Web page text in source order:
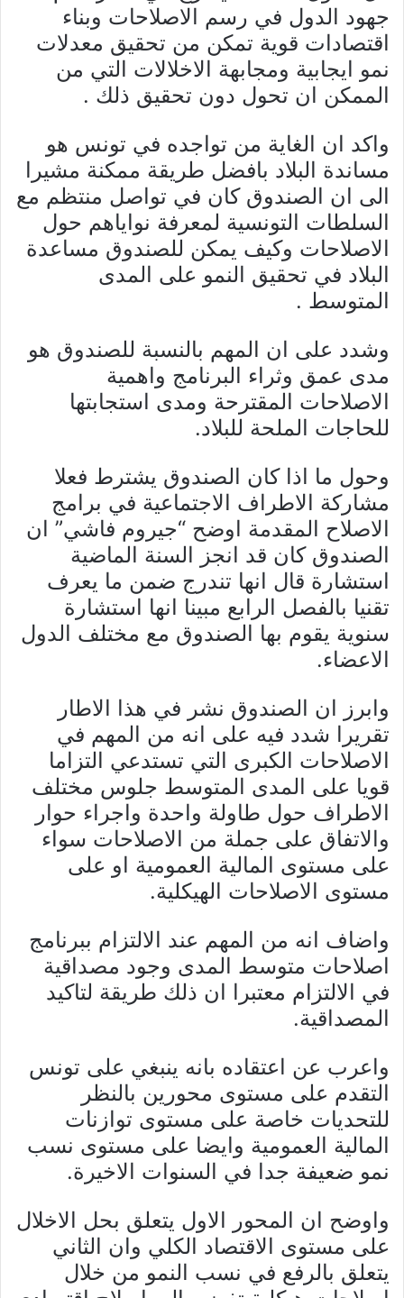
جهود الدول في رسم الاصلاحات وبناء
اقتصادات قوية تمكن من تحقيق معدلات
نمو ايجابية ومجابهة الاخلالات التي من
الممكن ان تحول دون تحقيق ذلك .
واكد ان الغاية من تواجده في تونس هو
مساندة البلاد بافضل طريقة ممكنة مشيرا
الى ان الصندوق كان في تواصل منتظم مع
السلطات التونسية لمعرفة نواياهم حول
الاصلاحات وكيف يمكن للصندوق مساعدة
البلاد في تحقيق النمو على المدى
المتوسط .
وشدد على ان المهم بالنسبة للصندوق هو
مدى عمق وثراء البرنامج واهمية
الاصلاحات المقترحة ومدى استجابتها
للحاجات الملحة للبلاد.
وحول ما اذا كان الصندوق يشترط فعلا
مشاركة الاطراف الاجتماعية في برامج
الاصلاح المقدمة اوضح “جيروم فاشي” ان
الصندوق كان قد انجز السنة الماضية
استشارة قال انها تندرج ضمن ما يعرف
تقنيا بالفصل الرابع مبينا انها استشارة
سنوية يقوم بها الصندوق مع مختلف الدول
الاعضاء.
وابرز ان الصندوق نشر في هذا الاطار
تقريرا شدد فيه على انه من المهم في
الاصلاحات الكبرى التي تستدعي التزاما
قويا على المدى المتوسط جلوس مختلف
الاطراف حول طاولة واحدة واجراء حوار
والاتفاق على جملة من الاصلاحات سواء
على مستوى المالية العمومية او على
مستوى الاصلاحات الهيكلية.
واضاف انه من المهم عند الالتزام ببرنامج
اصلاحات متوسط المدى وجود مصداقية
في الالتزام معتبرا ان ذلك طريقة لتاكيد
المصداقية.
واعرب عن اعتقاده بانه ينبغي على تونس
التقدم على مستوى محورين بالنظر
للتحديات خاصة على مستوى توازنات
المالية العمومية وايضا على مستوى نسب
نمو ضعيفة جدا في السنوات الاخيرة.
واوضح ان المحور الاول يتعلق بحل الاخلال
على مستوى الاقتصاد الكلي وان الثاني
يتعلق بالرفع في نسب النمو من خلال